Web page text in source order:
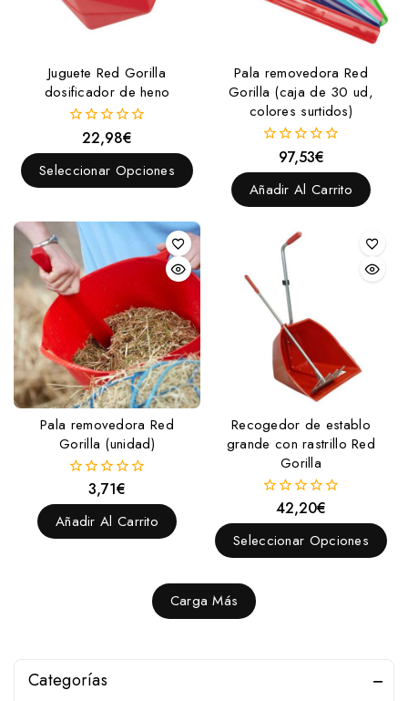
Juguete Red Gorilla
dosificador de heno
fuera
de
5
22,98€
Seleccionar Opciones
Pala removedora Red
Gorilla (caja de 30 ud,
colores surtidos)
fuera
de
5
97,53€
Añadir Al Carrito
Pala removedora Red
Gorilla (unidad)
fuera
de
3,71€
Añadir Al Carrito
Recogedor de establo
grande con rastrillo Red
Gorilla
fuera
de
42,20€
Seleccionar Opciones
Carga Más
Categorías